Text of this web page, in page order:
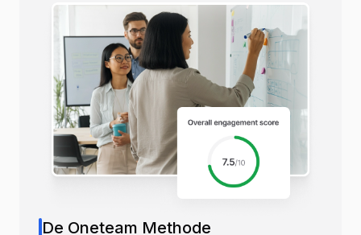
De Oneteam Methode